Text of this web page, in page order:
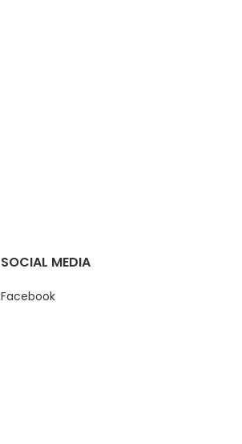
SOCIAL MEDIA
Facebook